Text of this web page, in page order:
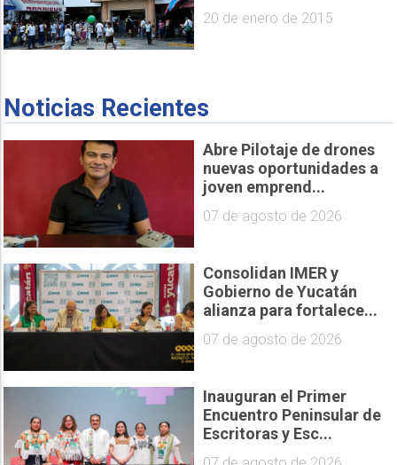
20 de enero de 2015
Noticias Recientes
Abre Pilotaje de drones
nuevas oportunidades a
joven emprend...
07 de agosto de 2026
Consolidan IMER y
Gobierno de Yucatán
alianza para fortalece...
07 de agosto de 2026
Inauguran el Primer
Encuentro Peninsular de
Escritoras y Esc...